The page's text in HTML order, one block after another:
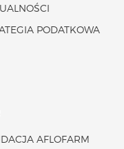
PODATKOWA
AFLOFARM